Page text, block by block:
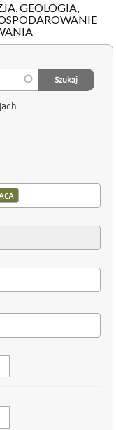
GEOLOGIA,